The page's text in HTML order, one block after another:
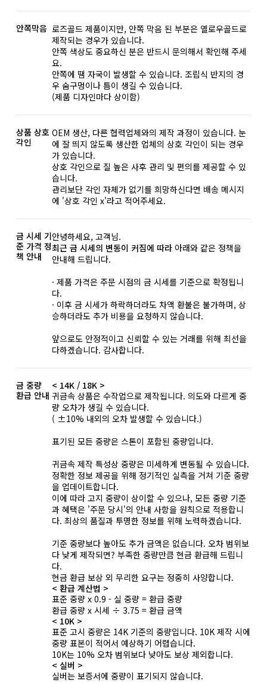
안쪽막음 로즈골드 제품이지만, 안쪽 막음 된 부분은 옐로우골드로
제작되는 경우가 있습니다.
안쪽 색상도 중요하신 분은 반드시 문의해서 확인해 주세
요.
안쪽에 땜 자국이 발생할 수 있습니다. 조립식 반지의 경
우 숨구멍이나 틈이 생길 수 있습니다.
(제품 디자인마다 상이함)
상품 상호
각인
OEM 생산, 다른 협력업체와의 제작 과정이 있습니다. 눈
에 잘 띄지 않도록 생산한 업체의 상호 각인이 되는 경우
가 있습니다.
상호 각인으로 질 높은 사후 관리 및 편의를 제공할 수 있
습니다.
관리보단 각인 자체가 없기를 희망하신다면 배송 메시지
에 '상호 각인 x'라고 적어주세요.
금 시세 기
준 가격 정
책 안내
안녕하세요, 고객님.
최근 금 시세의 변동이 커짐에 따라아래와 같은 정책을
안내해 드립니다.
· 제품 가격은 주문 시점의 금 시세를 기준으로 확정됩니
다.
· 이후 금 시세가 하락하더라도 차액 환불은 불가하며, 상
승하더라도 추가 비용을 요청하지 않습니다.
앞으로도 안정적이고 신뢰할 수 있는 거래를 위해 최선을
다하겠습니다. 감사합니다.
금 중량
환급 안내
< 14K / 18K >
귀금속 상품은 수작업으로 제작됩니다. 의도와 다르게 중
량 오차가 생길 수 있습니다.
( ±10% 내외의 오차 발생할 수 있습니다.)
표기된 모든 중량은 스톤이 포함된 중량입니다.
귀금속 제작 특성상 중량은 미세하게 변동될 수 있습니다.
정확한 정보 제공을 위해 정기적인 실측을 거쳐 기준 중량
을 업데이트합니다.
이에 따라 고지 중량이 상이할 수 있으나, 모든 중량 기준
과 혜택은 '주문 당시'의 안내 사항을 원칙으로 적용합니
다. 최상의 품질과 투명한 정보를 위해 노력하겠습니다.
기준 중량보다 높아도 추가 금액은 없습니다. 오차 범위보
다 낮게 제작되면? 부족한 중량만큼 현금 환급해 드립니
다.
현금 환급 보상 외 무리한 요구는 정중히 사양합니다.
< 환급 계산법 >
표준 중량 x 0.9 - 실 중량 = 환급 중량
환급 중량 x 시세 ÷ 3.75 = 환급 금액
< 10K >
표준 고시 중량은 14K 기준의 중량입니다. 10K 제작 시에
중량 표본이 적어서 예상하기 어렵습니다.
10K는 10% 오차 범위보다 낮아도 보상 제외합니다.
< 실버 >
실버는 보증서에 중량이 표기되지 않습니다.